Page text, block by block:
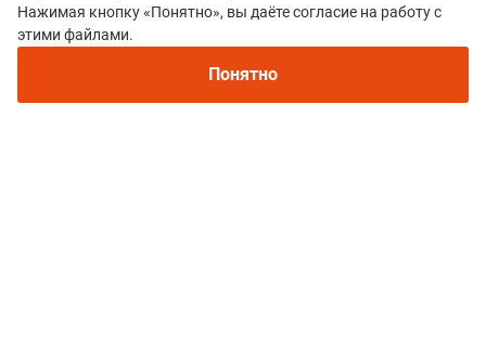
Нажимая кнопку «Понятно», вы даёте согласие на работу с
этими файлами.
Понятно